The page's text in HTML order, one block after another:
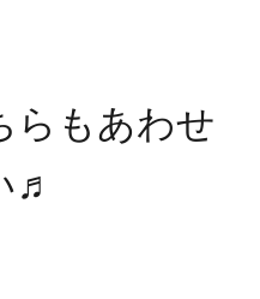
らもあわせ
♬